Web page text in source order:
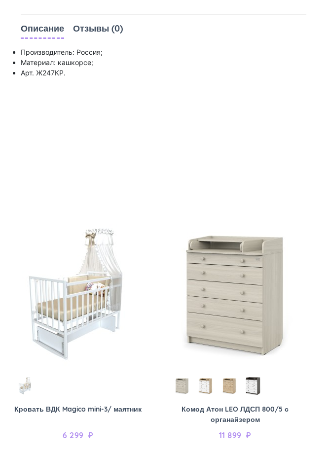
Описание Отзывы (0)
Производитель: Россия;
Материал: кашкорсе;
Арт. Ж247КР.
Кровать ВДК Magico mini-3/ маятник
6 299 ₽
Комод Атон LEO ЛДСП 800/5 с
органайзером
11 899 ₽